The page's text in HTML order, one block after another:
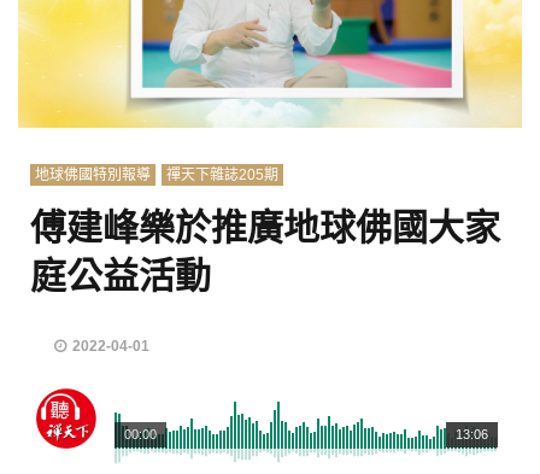
地球佛國特別報導 禪天下雜誌205期
傅建峰樂於推廣地球佛國大家
庭公益活動
2022-04-01
13:06
00:00